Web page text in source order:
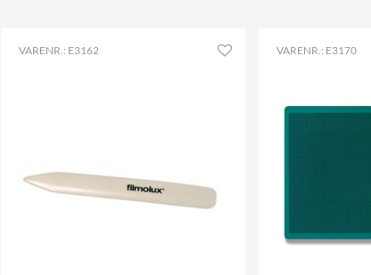
VARENR.: E3162 VARENR.: E3170